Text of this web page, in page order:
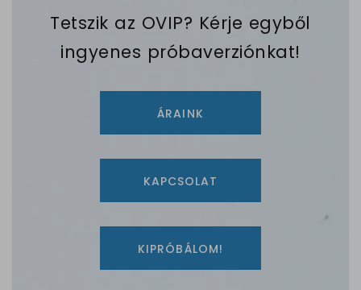
Tetszik az OVIP? Kérje egyből
ingyenes próbaverziónkat!
ÁRAINK
KAPCSOLAT
KIPRÓBÁLOM!